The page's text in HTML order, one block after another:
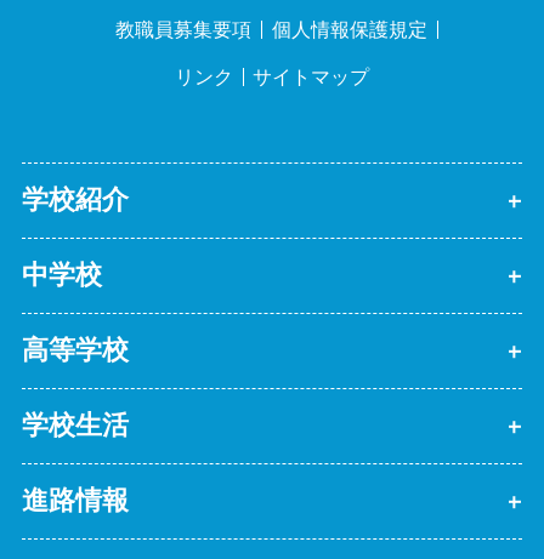
学校紹介
中学校
高等学校
学校生活
進路情報
教職員募集要項 個人情報保護規定
リンク サイトマップ